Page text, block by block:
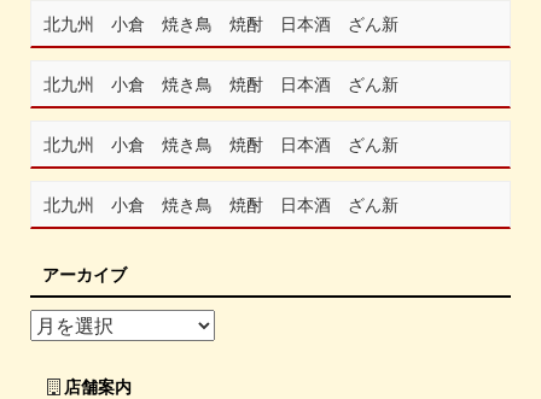
北九州 小倉 焼き鳥 焼酎 日本酒 ざん新
北九州 小倉 焼き鳥 焼酎 日本酒 ざん新
北九州 小倉 焼き鳥 焼酎 日本酒 ざん新
北九州 小倉 焼き鳥 焼酎 日本酒 ざん新
アーカイブ
店舗案内